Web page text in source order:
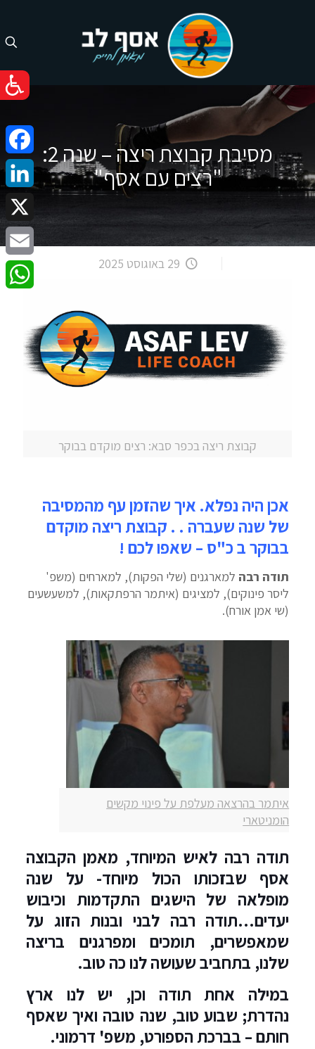
מסיבת קבוצת ריצה – שנה 2:
"רצים עם אסף"
29 באוגוסט 2025
קבוצת ריצה בכפר סבא: רצים מוקדם בבוקר
אכן היה נפלא. איך שהזמן עף מהמסיבה
של שנה שעברה . . קבוצת ריצה מוקדם
בבוקר ב כ"ס – שאפו לכם !
תודה רבה למארגנים (שלי הפקות), למארחים (משפ'
ליסר פינוקים), למציגים (איתמר הרפתקאות), למשעשעים
(שי אמן אורח).
איתמר בהרצאה מעלפת על פינוי מקשים
הומניטארי
תודה רבה לאיש המיוחד, מאמן הקבוצה
אסף שבזכותו הכול מיוחד- על שנה
מופלאה של הישגים התקדמות וכיבוש
יעדים…תודה רבה לבני ובנות הזוג על
שמאפשרים, תומכים ומפרגנים בריצה
שלנו, בתחביב שעושה לנו כה טוב.
במילה אחת תודה וכן, יש לנו ארץ
נהדרת; שבוע טוב, שנה טובה ואיך שאסף
חותם – בברכת הספורט, משפ' דרמוני.
X
Email